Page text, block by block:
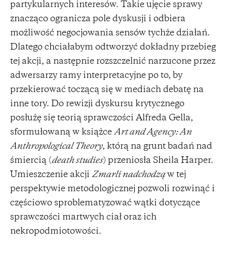
partykularnych interesów. Takie ujęcie sprawy
znacząco ogranicza pole dyskusji i odbiera
możliwość negocjowania sensów tychże działań.
Dlatego chciałabym odtworzyć dokładny przebieg
tej akcji, a następnie rozszczelnić narzucone przez
adwersarzy ramy interpretacyjne po to, by
przekierować toczącą się w mediach debatę na
inne tory. Do rewizji dyskursu krytycznego
posłużę się teorią sprawczości Alfreda Gella,
sformułowaną w książce Art and Agency: An
Anthropological Theory, którą na grunt badań nad
śmiercią (death studies) przeniosła Sheila Harper.
Umieszczenie akcji Zmarli nadchodząw tej
perspektywie metodologicznej pozwoli rozwinąć i
częściowo sproblematyzować wątki dotyczące
sprawczości martwych ciał oraz ich
nekropodmiotowości.